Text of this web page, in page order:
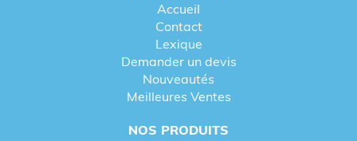
Accueil
Contact
Lexique
Demander un devis
Nouveautés
Meilleures Ventes
NOS PRODUITS